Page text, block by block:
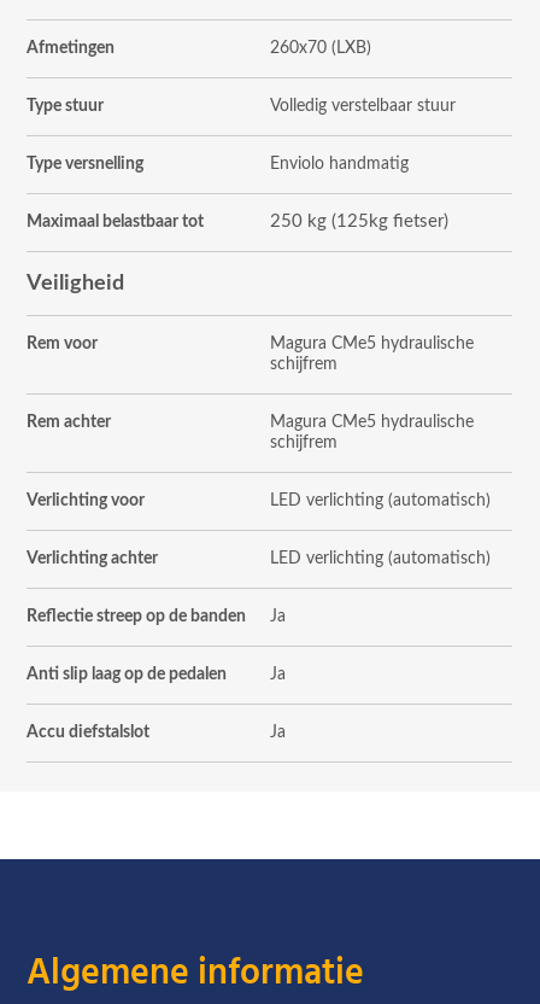
Afmetingen 260x70 (LXB)
Type stuur Volledig verstelbaar stuur
Type versnelling Enviolo handmatig
Maximaal belastbaar tot 250 kg (125kg fietser)
Veiligheid
Rem voor
Magura CMe5 hydraulische
schijfrem
Rem achter
Magura CMe5 hydraulische
schijfrem
Verlichting voor LED verlichting (automatisch)
Verlichting achter LED verlichting (automatisch)
Reflectie streep op de banden Ja
Anti slip laag op de pedalen Ja
Accu diefstalslot Ja
Algemene informatie